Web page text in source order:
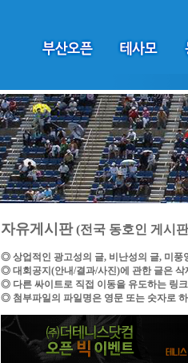
자유게시판(전국 동호인 게시
◎ 상업적인 광고성의 글, 비난성의 글, 미풍
◎ 대회공지(안내/결과/사진)에 관한 글은 삭
◎ 다른 싸이트로 직접 이동을 유도하는 링
◎ 첨부파일의 파일명은 영문 또는 숫자로